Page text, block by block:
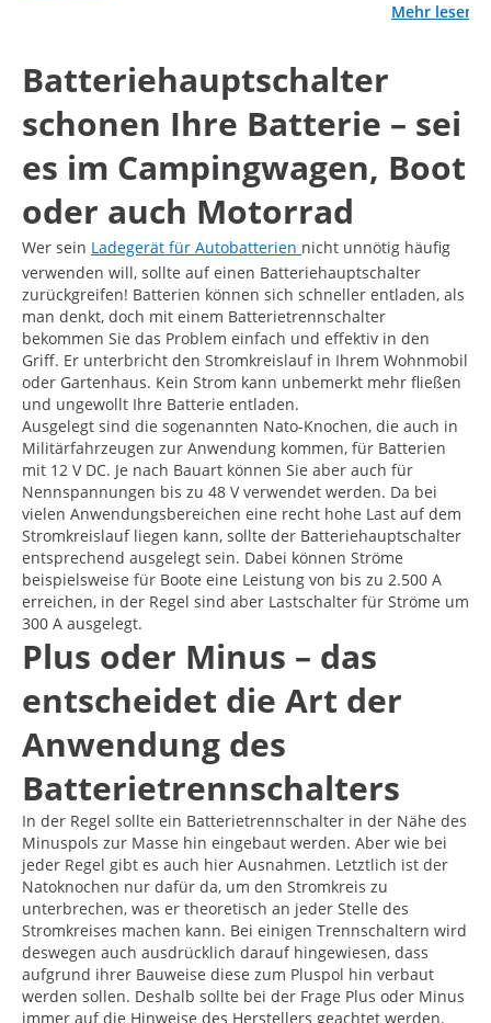
Mehr lesen
Batteriehauptschalter
schonen Ihre Batterie – sei
es im Campingwagen, Boot
oder auch Motorrad
Wer sein Ladegerät für Autobatterien nicht unnötig häufig
verwenden will, sollte auf einen Batteriehauptschalter
zurückgreifen! Batterien können sich schneller entladen, als
man denkt, doch mit einem Batterietrennschalter
bekommen Sie das Problem einfach und effektiv in den
Griff. Er unterbricht den Stromkreislauf in Ihrem Wohnmobil
oder Gartenhaus. Kein Strom kann unbemerkt mehr fließen
und ungewollt Ihre Batterie entladen.
Ausgelegt sind die sogenannten Nato-Knochen, die auch in
Militärfahrzeugen zur Anwendung kommen, für Batterien
mit 12 V DC. Je nach Bauart können Sie aber auch für
Nennspannungen bis zu 48 V verwendet werden. Da bei
vielen Anwendungsbereichen eine recht hohe Last auf dem
Stromkreislauf liegen kann, sollte der Batteriehauptschalter
entsprechend ausgelegt sein. Dabei können Ströme
beispielsweise für Boote eine Leistung von bis zu 2.500 A
erreichen, in der Regel sind aber Lastschalter für Ströme um
300 A ausgelegt.
Plus oder Minus – das
entscheidet die Art der
Anwendung des
Batterietrennschalters
In der Regel sollte ein Batterietrennschalter in der Nähe des
Minuspols zur Masse hin eingebaut werden. Aber wie bei
jeder Regel gibt es auch hier Ausnahmen. Letztlich ist der
Natoknochen nur dafür da, um den Stromkreis zu
unterbrechen, was er theoretisch an jeder Stelle des
Stromkreises machen kann. Bei einigen Trennschaltern wird
deswegen auch ausdrücklich darauf hingewiesen, dass
aufgrund ihrer Bauweise diese zum Pluspol hin verbaut
werden sollen. Deshalb sollte bei der Frage Plus oder Minus
immer auf die Hinweise des Herstellers geachtet werden.